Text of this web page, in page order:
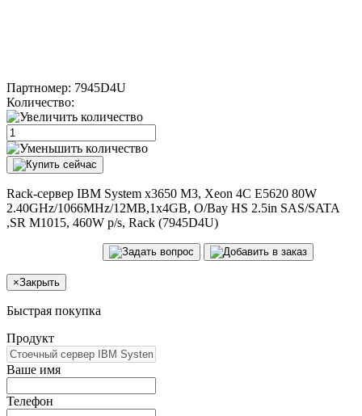
Партномер: 7945D4U
Количество:
Rack-сервер IBM System x3650 M3, Xeon 4C E5620 80W
2.40GHz/1066MHz/12MB,1x4GB, O/Bay HS 2.5in SAS/SATA
,SR M1015, 460W p/s, Rack (7945D4U)
×Закрыть
Быстрая покупка
Продукт
Ваше имя
Телефон